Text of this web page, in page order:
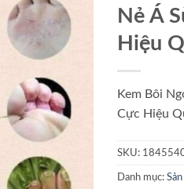
Nẻ Á
Hiệu
Kem Bôi
Cực Hiệu
SKU:
Danh mục: